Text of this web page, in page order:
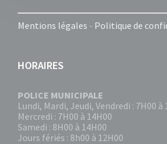
Mentions légales - Politique de
HORAIRES
POLICE MUNICIPALE
Lundi, Mardi, Jeudi, Vendredi : 7H00 à
Mercredi : 7H00 à 14H00
Samedi : 8H00 à 14H00
Jours fériés : 8h00 à 12H00